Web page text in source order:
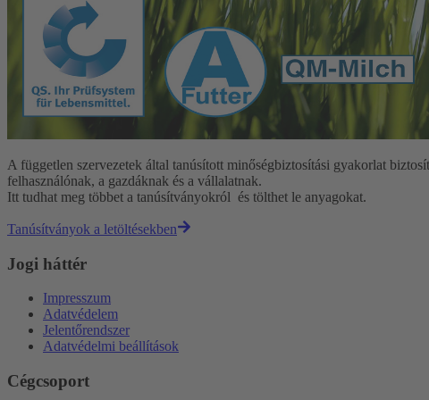
A független szervezetek által tanúsított minőségbiztosítási gyakorlat
felhasználónak, a gazdáknak és a vállalatnak.
Itt tudhat meg többet a tanúsítványokról és tölthet le anyagokat.
Tanúsítványok a letöltésekben
Jogi háttér
Impresszum
Adatvédelem
Jelentőrendszer
Adatvédelmi beállítások
Cégcsoport